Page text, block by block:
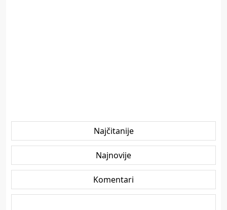
Najčitanije
Najnovije
Komentari